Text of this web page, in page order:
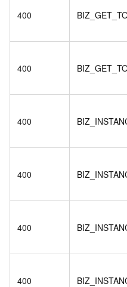
400
400
400
400
400
400